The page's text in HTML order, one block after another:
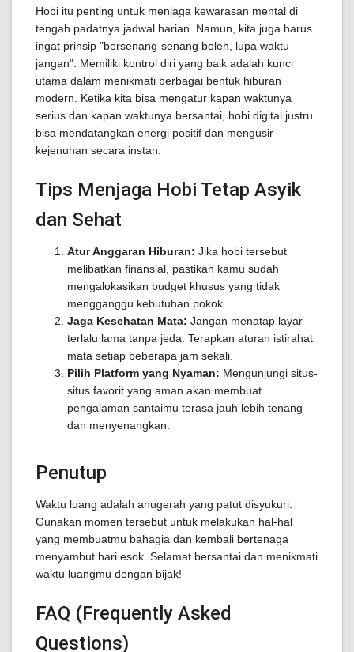
Hobi itu penting untuk menjaga kewarasan mental di
tengah padatnya jadwal harian. Namun, kita juga harus
ingat prinsip "bersenang-senang boleh, lupa waktu
jangan". Memiliki kontrol diri yang baik adalah kunci
utama dalam menikmati berbagai bentuk hiburan
modern. Ketika kita bisa mengatur kapan waktunya
serius dan kapan waktunya bersantai, hobi digital justru
bisa mendatangkan energi positif dan mengusir
kejenuhan secara instan.
Tips Menjaga Hobi Tetap Asyik
dan Sehat
Atur Anggaran Hiburan: Jika hobi tersebut
melibatkan finansial, pastikan kamu sudah
mengalokasikan budget khusus yang tidak
mengganggu kebutuhan pokok.
Jaga Kesehatan Mata: Jangan menatap layar
terlalu lama tanpa jeda. Terapkan aturan istirahat
mata setiap beberapa jam sekali.
Pilih Platform yang Nyaman: Mengunjungi situs-
situs favorit yang aman akan membuat
pengalaman santaimu terasa jauh lebih tenang
dan menyenangkan.
Penutup
Waktu luang adalah anugerah yang patut disyukuri.
Gunakan momen tersebut untuk melakukan hal-hal
yang membuatmu bahagia dan kembali bertenaga
menyambut hari esok. Selamat bersantai dan menikmati
waktu luangmu dengan bijak!
FAQ (Frequently Asked
Questions)